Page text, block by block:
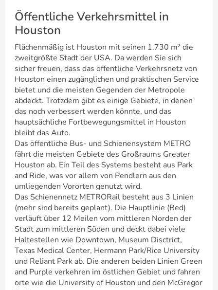
Öffentliche Verkehrsmittel in
Houston
Flächenmäßig ist Houston mit seinen 1.730 m² die
zweitgrößte Stadt der USA. Da werden Sie sich
sicher freuen, dass das öffentliche Verkehrsnetz von
Houston einen zugänglichen und praktischen Service
bietet und die meisten Gegenden der Metropole
abdeckt. Trotzdem gibt es einige Gebiete, in denen
das noch verbessert werden könnte, und das
hauptsächliche Fortbewegungsmittel in Houston
bleibt das Auto.
Das öffentliche Bus- und Schienensystem METRO
fährt die meisten Gebiete des Großraums Greater
Houston ab. Ein Teil des Systems besteht aus Park
and Ride, was vor allem von Pendlern aus den
umliegenden Vororten genutzt wird.
Das Schienennetz METRORail besteht aus 3 Linien
(mehr sind bereits geplant). Die Hauptlinie (Red)
verläuft über 12 Meilen vom mittleren Norden der
Stadt zum mittleren Süden und deckt dabei viele
Haltestellen wie Downtown, Museum Disctrict,
Texas Medical Center, Hermann Park/Rice University
und Reliant Park ab. Die anderen beiden Linien Green
and Purple verkehren im östlichen Gebiet und fahren
orte wie die University of Houston und den McGregor